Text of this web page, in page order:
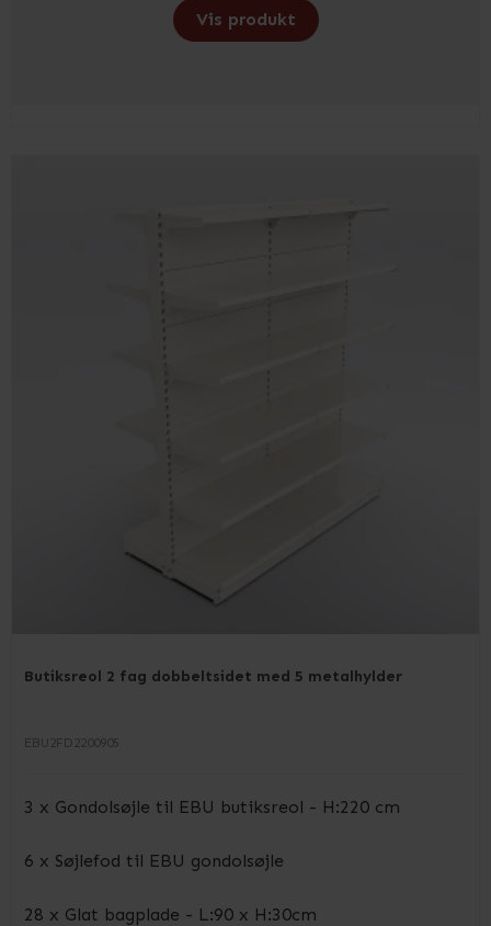
Vis produkt
Butiksreol 2 fag dobbeltsidet med 5 metalhylder
EBU2FD2200905
3 x Gondolsøjle til EBU butiksreol - H:220 cm
6 x Søjlefod til EBU gondolsøjle
28 x Glat bagplade - L:90 x H:30cm